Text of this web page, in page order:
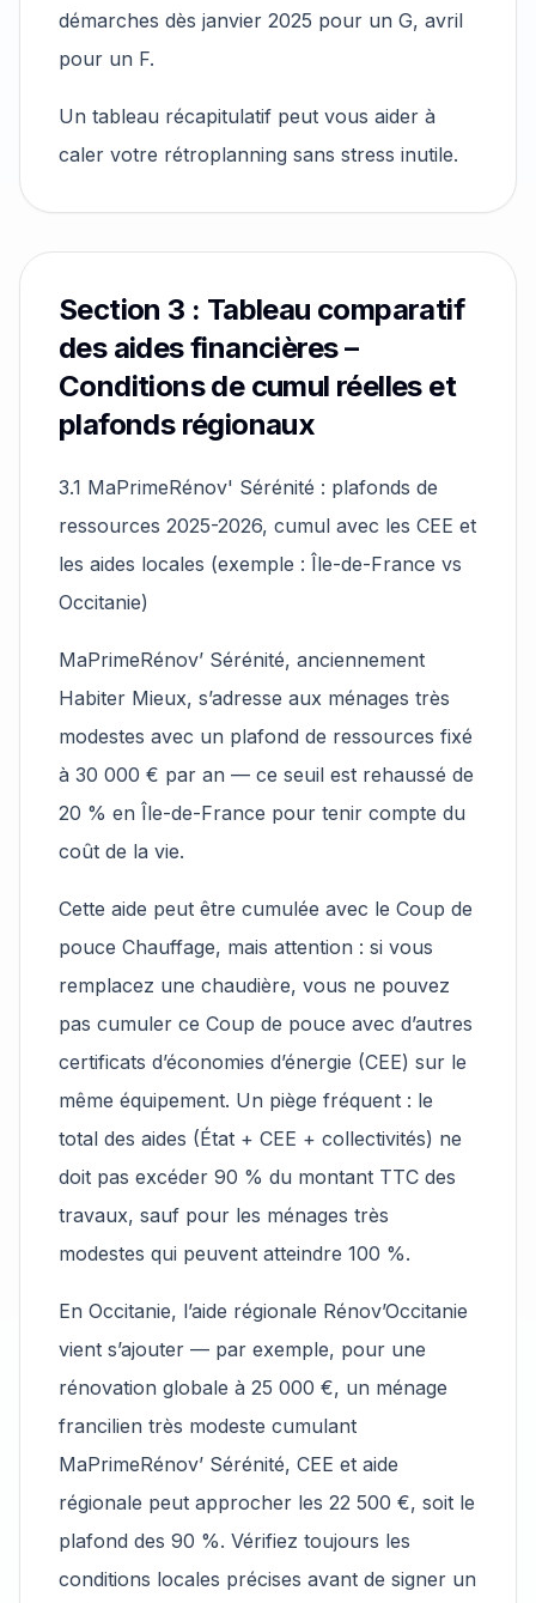
démarches dès janvier 2025 pour un G, avril
pour un F.
Un tableau récapitulatif peut vous aider à
caler votre rétroplanning sans stress inutile.
Section 3 : Tableau comparatif
des aides financières –
Conditions de cumul réelles et
plafonds régionaux
3.1 MaPrimeRénov' Sérénité : plafonds de
ressources 2025-2026, cumul avec les CEE et
les aides locales (exemple : Île-de-France vs
Occitanie)
MaPrimeRénov’ Sérénité, anciennement
Habiter Mieux, s’adresse aux ménages très
modestes avec un plafond de ressources fixé
à 30 000 € par an — ce seuil est rehaussé de
20 % en Île-de-France pour tenir compte du
coût de la vie.
Cette aide peut être cumulée avec le Coup de
pouce Chauffage, mais attention : si vous
remplacez une chaudière, vous ne pouvez
pas cumuler ce Coup de pouce avec d’autres
certificats d’économies d’énergie (CEE) sur le
même équipement. Un piège fréquent : le
total des aides (État + CEE + collectivités) ne
doit pas excéder 90 % du montant TTC des
travaux, sauf pour les ménages très
modestes qui peuvent atteindre 100 %.
En Occitanie, l’aide régionale Rénov’Occitanie
vient s’ajouter — par exemple, pour une
rénovation globale à 25 000 €, un ménage
francilien très modeste cumulant
MaPrimeRénov’ Sérénité, CEE et aide
régionale peut approcher les 22 500 €, soit le
plafond des 90 %. Vérifiez toujours les
conditions locales précises avant de signer un